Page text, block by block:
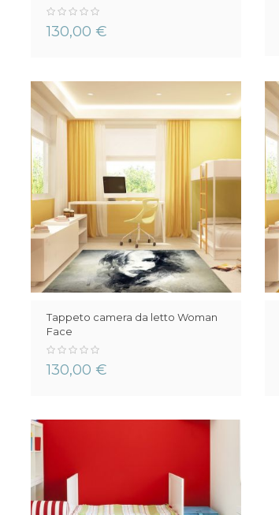
0%
130,00 €
Tappeto camera da letto Woman
Face
0%
130,00 €